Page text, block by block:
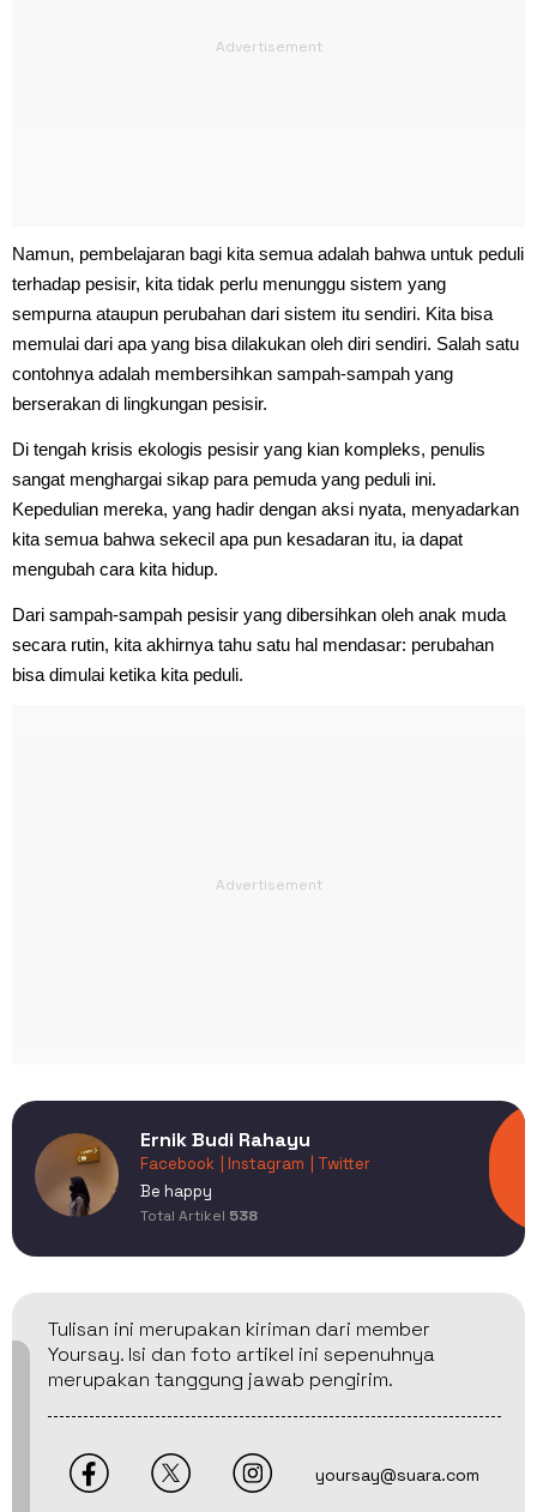
Namun, pembelajaran bagi kita semua adalah bahwa untuk peduli
terhadap pesisir, kita tidak perlu menunggu sistem yang
sempurna ataupun perubahan dari sistem itu sendiri. Kita bisa
memulai dari apa yang bisa dilakukan oleh diri sendiri. Salah satu
contohnya adalah membersihkan sampah-sampah yang
berserakan di lingkungan pesisir.
Di tengah krisis ekologis pesisir yang kian kompleks, penulis
sangat menghargai sikap para pemuda yang peduli ini.
Kepedulian mereka, yang hadir dengan aksi nyata, menyadarkan
kita semua bahwa sekecil apa pun kesadaran itu, ia dapat
mengubah cara kita hidup.
Dari sampah-sampah pesisir yang dibersihkan oleh anak muda
secara rutin, kita akhirnya tahu satu hal mendasar: perubahan
bisa dimulai ketika kita peduli.
Ernik Budi Rahayu
Facebook | Instagram
| Twitter
Be happy
Total Artikel 538
Tulisan ini merupakan kiriman dari member
Yoursay. Isi dan foto artikel ini sepenuhnya
merupakan tanggung jawab pengirim.
yoursay@suara.com